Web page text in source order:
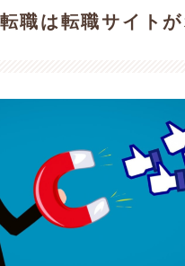
職は転職サイトが